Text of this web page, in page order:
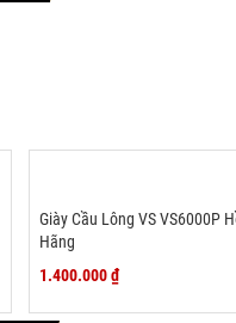
Giày Cầu Lông VS VS6000P
Hãng
1.400.000 ₫